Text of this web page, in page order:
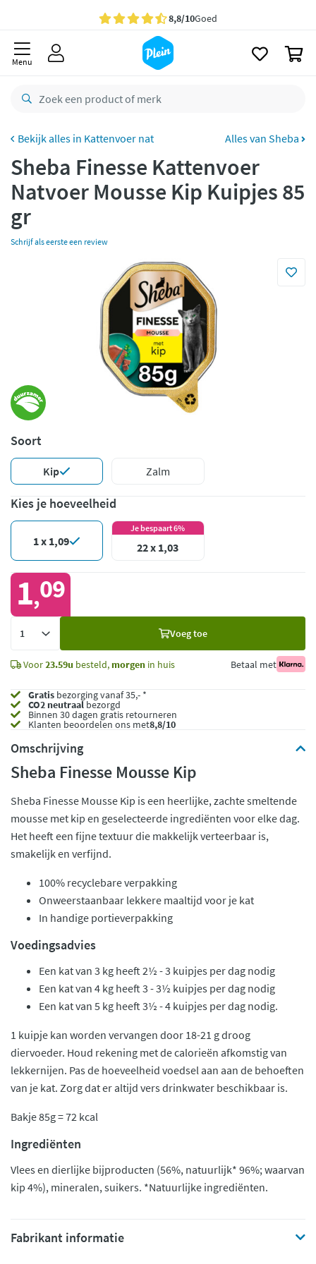
Gratisbezorging vanaf 35,- *
besteld,
retourneren
CO2 neutraal
Betaal met Klarna
Menu
Kattenvoer nat Alles van Sheba
Sheba Finesse Kattenvoer
Natvoer Mousse Kip Kuipjes 85
gr
Schrijf als eerste een review
Soort
Kip Zalm
Kies je hoeveelheid
1 x 1,09
Je bespaart 6%
22 x 1,03
1,09
Voeg toe
Voor23.59u besteld, morgen in huis Betaal met
Gratis bezorging vanaf 35,- *
CO2 neutraalbezorgd
Binnen 30 dagen gratis retourneren
Klanten beoordelen ons met8,8/10
Omschrijving
Sheba Finesse Mousse Kip
Sheba Finesse Mousse Kip is een heerlijke, zachte smeltende
mousse met kip en geselecteerde ingrediënten voor elke dag.
Het heeft een fijne textuur die makkelijk verteerbaar is,
smakelijk en verfijnd.
100% recyclebare verpakking
Onweerstaanbaar lekkere maaltijd voor je kat
In handige portieverpakking
Voedingsadvies
Een kat van 3 kg heeft 2½ - 3 kuipjes per dag nodig
Een kat van 4 kg heeft 3 - 3½ kuipjes per dag nodig
Een kat van 5 kg heeft 3½ - 4 kuipjes per dag nodig.
1 kuipje kan worden vervangen door 18-21 g droog
diervoeder. Houd rekening met de calorieën afkomstig van
lekkernijen. Pas de hoeveelheid voedsel aan aan de behoeften
van je kat. Zorg dat er altijd vers drinkwater beschikbaar is.
Bakje 85g = 72 kcal
Ingrediënten
Vlees en dierlijke bijproducten (56%, natuurlijk* 96%; waarvan
kip 4%), mineralen, suikers. *Natuurlijke ingrediënten.
Fabrikant informatie